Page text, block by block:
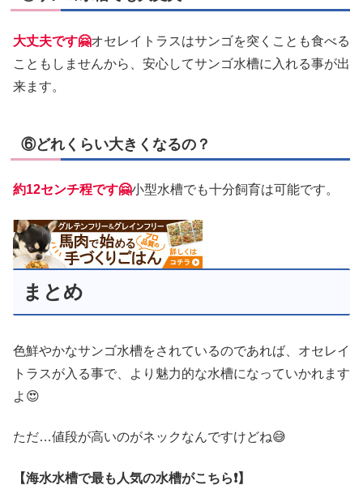
大丈夫です🤗オセレイトラスはサンゴを突くことも食べる
こともしませんから、安心してサンゴ水槽に入れる事が出
来ます。
⑥どれくらい大きくなるの？
約12センチ程です🤗小型水槽でも十分飼育は可能です。
まとめ
色鮮やかなサンゴ水槽をされているのであれば、オセレイ
トラスが入る事で、より魅力的な水槽になっていかれます
よ😍
ただ…値段が高いのがネックなんですけどね😅
【海水水槽で最も人気の水槽がこちら❗】